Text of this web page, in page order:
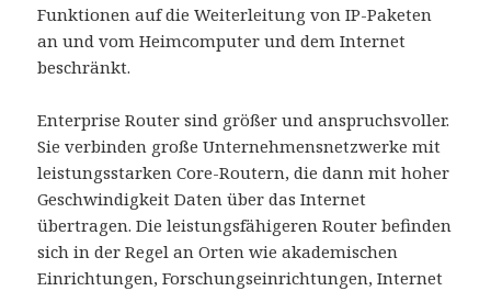
Funktionen auf die Weiterleitung von IP-Paketen
an und vom Heimcomputer und dem Internet
beschränkt.
Enterprise Router sind größer und anspruchsvoller.
Sie verbinden große Unternehmensnetzwerke mit
leistungsstarken Core-Routern, die dann mit hoher
Geschwindigkeit Daten über das Internet
übertragen. Die leistungsfähigeren Router befinden
sich in der Regel an Orten wie akademischen
Einrichtungen, Forschungseinrichtungen, Internet